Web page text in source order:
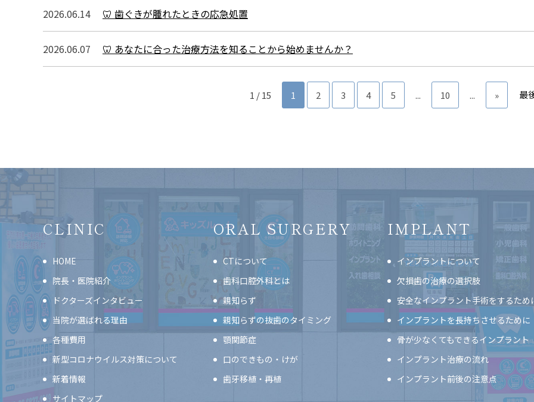
2026.06.14 🦷 歯ぐきが腫れたときの応急処置
2026.06.07 🦷 あなたに合った治療方法を知ることから始めませんか？
1 / 15 1 2 3 4 5 ... 10 ... » 最
CLINIC
HOME
院長・医院紹介
ドクターズインタビュー
当院が選ばれる理由
各種費用
新型コロナウイルス対策について
新着情報
サイトマップ
ORAL SURGERY
CTについて
歯科口腔外科とは
親知らず
親知らずの抜歯のタイミング
顎関節症
口のできもの・けが
歯牙移植・再植
IMPLANT
インプラントについて
欠損歯の治療の選択肢
安全なインプラント手術をするため
インプラントを長持ちさせるために
骨が少なくてもできるインプラント
インプラント治療の流れ
インプラント前後の注意点